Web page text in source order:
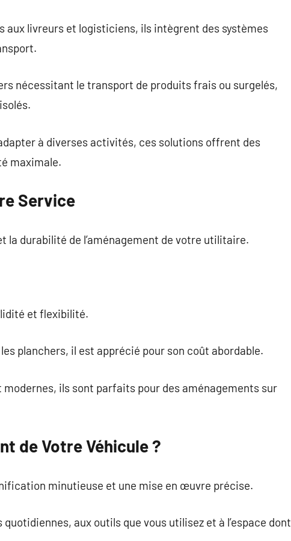
livreurs et logisticiens, ils intègrent des systèmes
nécessitant le transport de produits frais ou surgelés,
à diverses activités, ces solutions offrent des
maximale.
Service
la durabilité de l’aménagement de votre utilitaire.
et flexibilité.
planchers, il est apprécié pour son coût abordable.
ils sont parfaits pour des aménagements sur
de Votre Véhicule ?
minutieuse et une mise en œuvre précise.
aux outils que vous utilisez et à l’espace dont